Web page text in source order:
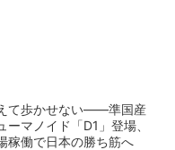
て歩かせない――準国産
ーマノイド「D1」登場、
稼働で日本の勝ち筋へ